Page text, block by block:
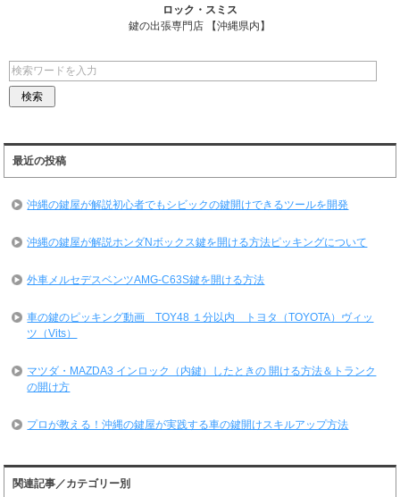
ロック・スミス
鍵の出張専門店 【沖縄県内】
最近の投稿
沖縄の鍵屋が解説初心者でもシビックの鍵開けできるツールを開発
沖縄の鍵屋が解説ホンダNボックス鍵を開ける方法ピッキングについて
外車メルセデスベンツAMG-C63S鍵を開ける方法
車の鍵のピッキング動画 TOY48 １分以内 トヨタ（TOYOTA）ヴィッ
ツ（Vits）
マツダ・MAZDA3 インロック（内鍵）したときの 開ける方法＆トランク
の開け方
プロが教える！沖縄の鍵屋が実践する車の鍵開けスキルアップ方法
関連記事／カテゴリー別